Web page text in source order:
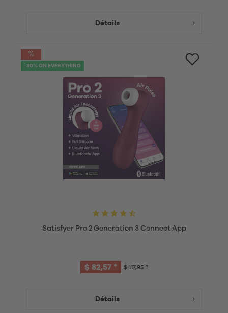
Détails
-30% ON EVERYTHING
Satisfyer Pro 2 Generation 3 Connect App
$ 117,95 *
$ 82,57 *
Détails